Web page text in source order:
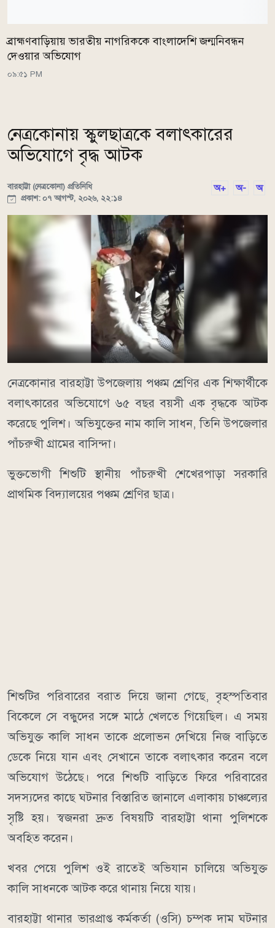
ব্রাহ্মণবাড়িয়ায় ভারতীয় নাগরিককে বাংলাদেশি জন্মনিবন্ধন
দেওয়ার অভিযোগ
০৯:৫১ PM
নেত্রকোনায় স্কুলছাত্রকে বলাৎকারের
অভিযোগে বৃদ্ধ আটক
বারহাট্টা (নেত্রকোনা) প্রতিনিধি
প্রকাশ: ০৭ আগস্ট, ২০২৬, ২২:১৪
অ+ অ- অ
নেত্রকোনার বারহাট্টা উপজেলায় পঞ্চম শ্রেণির এক শিক্ষার্থীকে
বলাৎকারের অভিযোগে ৬৫ বছর বয়সী এক বৃদ্ধকে আটক
করেছে পুলিশ। অভিযুক্তের নাম কালি সাধন, তিনি উপজেলার
পাঁচরুখী গ্রামের বাসিন্দা।
ভুক্তভোগী শিশুটি স্থানীয় পাঁচরুখী শেখেরপাড়া সরকারি
প্রাথমিক বিদ্যালয়ের পঞ্চম শ্রেণির ছাত্র।
শিশুটির পরিবারের বরাত দিয়ে জানা গেছে, বৃহস্পতিবার
বিকেলে সে বন্ধুদের সঙ্গে মাঠে খেলতে গিয়েছিল। এ সময়
অভিযুক্ত কালি সাধন তাকে প্রলোভন দেখিয়ে নিজ বাড়িতে
ডেকে নিয়ে যান এবং সেখানে তাকে বলাৎকার করেন বলে
অভিযোগ উঠেছে। পরে শিশুটি বাড়িতে ফিরে পরিবারের
সদস্যদের কাছে ঘটনার বিস্তারিত জানালে এলাকায় চাঞ্চল্যের
সৃষ্টি হয়। স্বজনরা দ্রুত বিষয়টি বারহাট্টা থানা পুলিশকে
অবহিত করেন।
খবর পেয়ে পুলিশ ওই রাতেই অভিযান চালিয়ে অভিযুক্ত
কালি সাধনকে আটক করে থানায় নিয়ে যায়।
বারহাট্টা থানার ভারপ্রাপ্ত কর্মকর্তা (ওসি) চম্পক দাম ঘটনার